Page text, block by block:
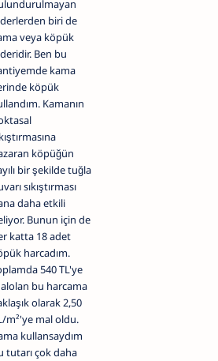
biri de
veya köpük
Ben bu
kama
köpük
Kamanın
köpüğün
bir şekilde tuğla
sıkıştırması
daha etkili
Bunun için de
katta 18 adet
harcadım.
540 TL'ye
bu harcama
olarak 2,50
m²'ye mal oldu.
kullansaydım
tutarı çok daha